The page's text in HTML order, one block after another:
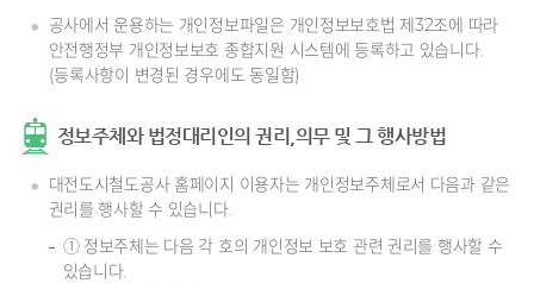
공사에서 운용하는 개인정보파일은 개인정보보호법 제32조에 따라
안전행정부 개인정보보호 종합지원 시스템에 등록하고 있습니다.
(등록사항이 변경된 경우에도 동일함)
정보주체와 법정대리인의 권리,의무 및 그 행사방법
대전도시철도공사 홈페이지 이용자는 개인정보주체로서 다음과 같은
권리를 행사할 수 있습니다.
① 정보주체는 다음 각 호의 개인정보 보호 관련 권리를 행사할 수
있습니다.